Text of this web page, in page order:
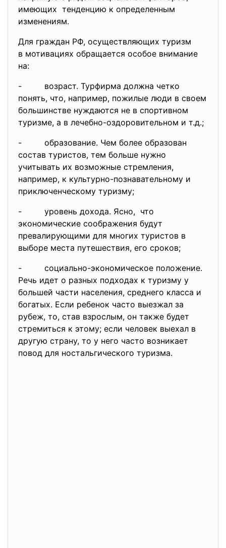
имеющих тенденцию к определенным
изменениям.
Для граждан РФ, осуществляющих туризм
в мотивациях обращается особое внимание
на:
- возраст. Турфирма должна четко
понять, что, например, пожилые люди в своем
большинстве нуждаются не в спортивном
туризме, а в лечебно-оздоровительном и т.д.;
- образование. Чем более образован
состав туристов, тем больше нужно
учитывать их возможные стремления,
например, к культурно-познавательному и
приключенческому туризму;
- уровень дохода. Ясно, что
экономические соображения будут
превалирующими для многих туристов в
выборе места путешествия, его сроков;
- социально-экономическое положение.
Речь идет о разных подходах к туризму у
большей части населения, среднего класса и
богатых. Если ребенок часто выезжал за
рубеж, то, став взрослым, он также будет
стремиться к этому; если человек выехал в
другую страну, то у него часто возникает
повод для ностальгического туризма.